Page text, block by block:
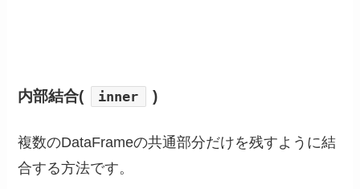
内部結合( inner )
複数のDataFrameの共通部分だけを残すように結
合する方法です。